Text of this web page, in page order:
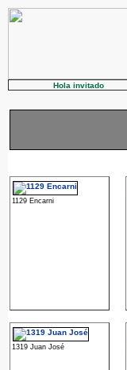
Hola invitado
1129 Encarni
1319 Juan José